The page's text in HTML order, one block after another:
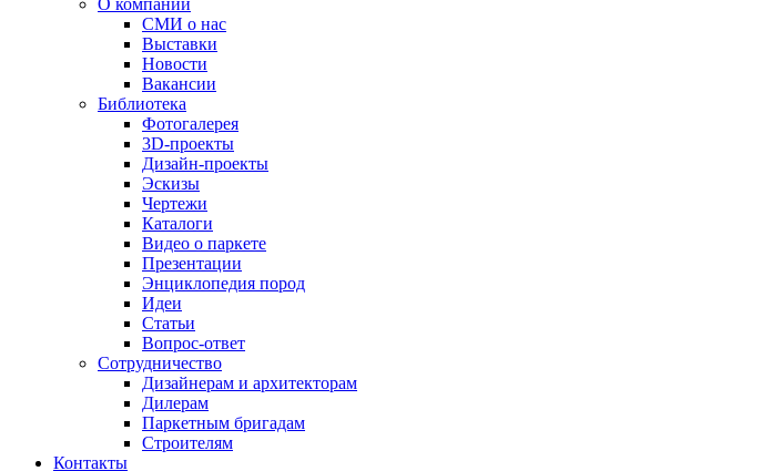
О компании
СМИ о нас
Выставки
Новости
Вакансии
Библиотека
Фотогалерея
3D-проекты
Дизайн-проекты
Эскизы
Чертежи
Каталоги
Видео о паркете
Презентации
Энциклопедия пород
Идеи
Статьи
Вопрос-ответ
Сотрудничество
Дизайнерам и архитекторам
Дилерам
Паркетным бригадам
Строителям
Контакты